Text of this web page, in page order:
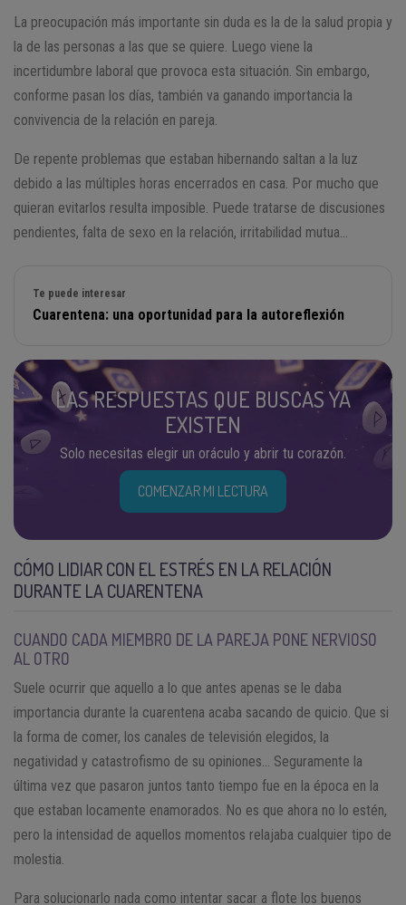
La preocupación más importante sin duda es la de la salud propia y
la de las personas a las que se quiere. Luego viene la
incertidumbre laboral que provoca esta situación. Sin embargo,
conforme pasan los días, también va ganando importancia la
convivencia de la relación en pareja.
De repente problemas que estaban hibernando saltan a la luz
debido a las múltiples horas encerrados en casa. Por mucho que
quieran evitarlos resulta imposible. Puede tratarse de discusiones
pendientes, falta de sexo en la relación, irritabilidad mutua…
Te puede interesar
Cuarentena: una oportunidad para la autoreflexión
LAS RESPUESTAS QUE BUSCAS YA
EXISTEN
Solo necesitas elegir un oráculo y abrir tu corazón.
COMENZAR MI LECTURA
CÓMO LIDIAR CON EL ESTRÉS EN LA RELACIÓN
DURANTE LA CUARENTENA
CUANDO CADA MIEMBRO DE LA PAREJA PONE NERVIOSO
AL OTRO
Suele ocurrir que aquello a lo que antes apenas se le daba
importancia durante la cuarentena acaba sacando de quicio. Que si
la forma de comer, los canales de televisión elegidos, la
negatividad y catastrofismo de su opiniones… Seguramente la
última vez que pasaron juntos tanto tiempo fue en la época en la
que estaban locamente enamorados. No es que ahora no lo estén,
pero la intensidad de aquellos momentos relajaba cualquier tipo de
molestia.
Para solucionarlo nada como intentar sacar a flote los buenos